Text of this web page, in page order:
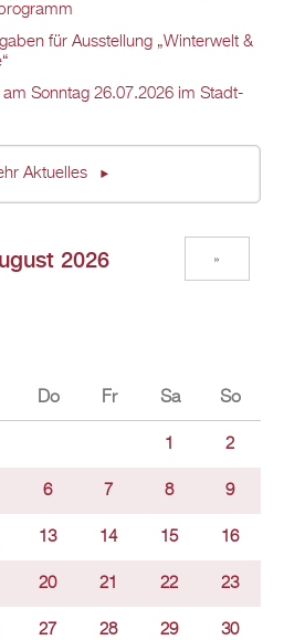
für Aus­stel­lung „Win­ter­welt &
am Sonn­tag 26.07.2026 im Stadt­
Ak­tu­el­les
2026 »
Do Fr Sa So
1 2
6 7 8 9
13 14 15 16
20 21 22 23
27 28 29 30